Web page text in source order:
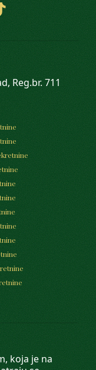
koja je na
Reg.br. 711